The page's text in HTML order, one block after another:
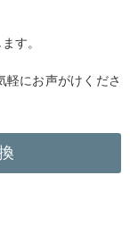
す。
軽にお声がけくださ